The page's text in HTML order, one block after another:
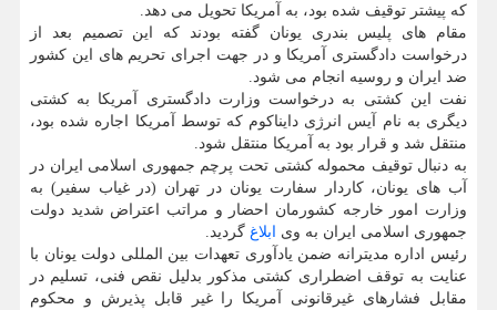
که پیشتر توقیف شده بود، به آمریکا تحویل می دهد.
مقام های پلیس بندری یونان گفته بودند که این تصمیم بعد از
درخواست دادگستری آمریکا و در جهت اجرای تحریم های این کشور
ضد ایران و روسیه انجام می شود.
نفت این کشتی به درخواست وزارت دادگستری آمریکا به کشتی
دیگری به نام آیس انرژی دایناکوم که توسط آمریکا اجاره شده بود،
منتقل شد و قرار بود به آمریکا منتقل شود.
به دنبال توقیف محموله کشتی تحت پرچم جمهوری اسلامی ایران در
آب های یونان، کاردار سفارت یونان در تهران (در غیاب سفیر) به
وزارت امور خارجه کشورمان احضار و مراتب اعتراض شدید دولت
جمهوری اسلامی ایران به وی ابلاغ گردید.
رئیس اداره مدیترانه ضمن یادآوری تعهدات بین المللی دولت یونان با
عنایت به توقف اضطراری کشتی مذکور بدلیل نقص فنی، تسلیم در
مقابل فشارهای غیرقانونی آمریکا را غیر قابل پذیرش و محکوم